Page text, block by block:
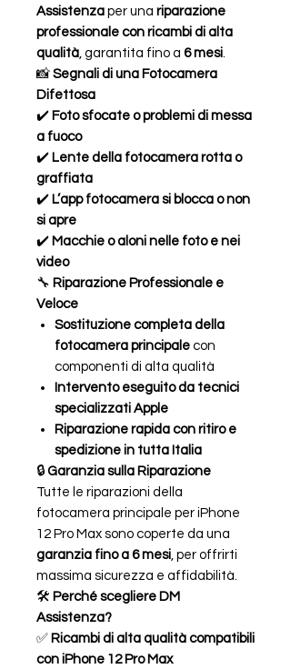
Assistenza per una riparazione
professionale con ricambi di alta
qualità , garantita fino a 6 mesi
📸 Segnali di una Fotocamera
Difettosa
✔️ Foto sfocate o problemi di messa
a fuoco
✔️ Lente della fotocamera rotta o
graffiata
✔️ L’app fotocamera si blocca o non
si apre
✔️ Macchie o aloni nelle foto e nei
video
🔧 Riparazione Professionale e
Veloce
Sostituzione completa della
fotocamera principale con
componenti di alta qualità
Intervento eseguito da tecnici
specializzati Apple
Riparazione rapida con ritiro e
spedizione in tutta Italia
🔒 Garanzia sulla Riparazione
Tutte le riparazioni della
fotocamera principale per iPhone
12 Pro Max sono coperte da una
garanzia fino a 6 mesi , per offrirti
massima sicurezza e affidabilità.
🛠 Perché scegliere DM
Assistenza?
✅ Ricambi di alta qualità compatibili
con iPhone 12 Pro Max